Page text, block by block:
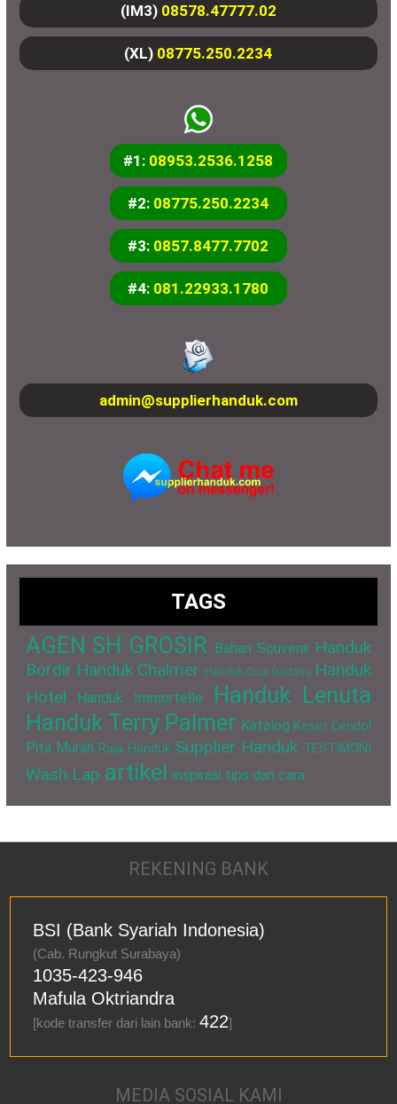
(IM3) 08578.47777.02
(XL) 08775.250.2234
#1: 08953.2536.1258
#2: 08775.250.2234
#3: 0857.8477.7702
#4: 081.22933.1780
admin@supplierhanduk.com
TAGS
AGEN SH GROSIR Bahan Souvenir Handuk
Bordir Handuk Chalmer Handuk Cuci Gudang Handuk
Hotel
Handuk Immortelle
Handuk Lenuta
Handuk Terry Palmer Katalog Keset Cendol
Pita Murah Raja Handuk Supplier Handuk TESTIMONI
Wash Lap artikel inspirasi tips dan cara
REKENING BANK
BSI (Bank Syariah Indonesia)
(Cab. Rungkut Surabaya)
1035-423-946
Mafula Oktriandra
[kode transfer dari lain bank:422]
MEDIA SOSIAL KAMI